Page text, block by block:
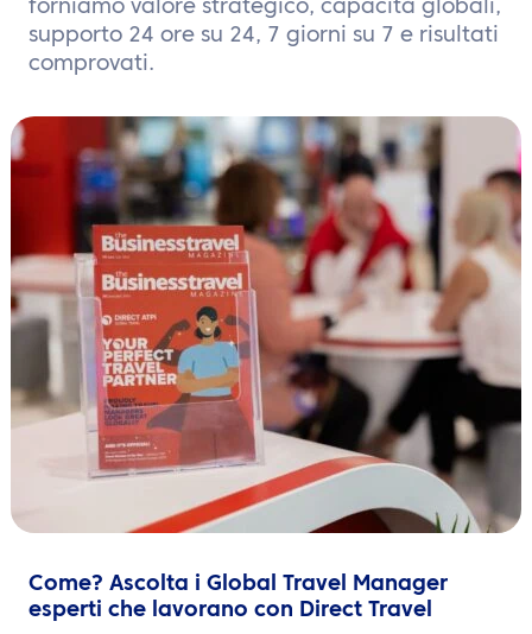
Cerca
Contattaci
IT
forniamo valore strategico, capacità globali,
supporto 24 ore su 24, 7 giorni su 7 e risultati
comprovati.
Come? Ascolta i Global Travel Manager
esperti che lavorano con Direct Travel